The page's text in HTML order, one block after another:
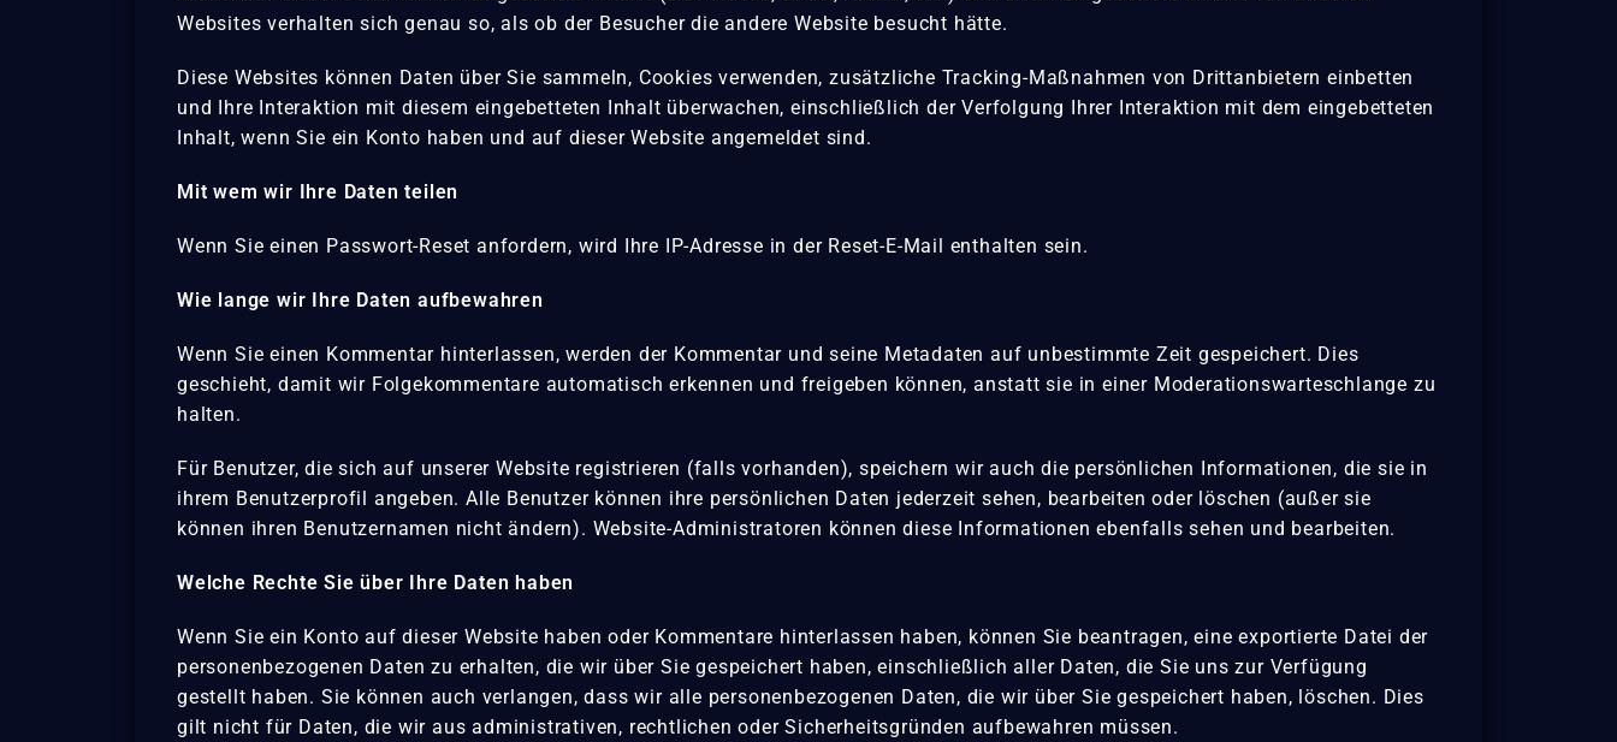
Websites verhalten sich genau so, als ob der Besucher die andere Website besucht hätte.
Diese Websites können Daten über Sie sammeln, Cookies verwenden, zusätzliche Tracking-Maßnahmen von Drittanbietern einbetten
und Ihre Interaktion mit diesem eingebetteten Inhalt überwachen, einschließlich der Verfolgung Ihrer Interaktion mit dem eingebetteten
Inhalt, wenn Sie ein Konto haben und auf dieser Website angemeldet sind.
Mit wem wir Ihre Daten teilen
Wenn Sie einen Passwort-Reset anfordern, wird Ihre IP-Adresse in der Reset-E-Mail enthalten sein.
Wie lange wir Ihre Daten aufbewahren
Wenn Sie einen Kommentar hinterlassen, werden der Kommentar und seine Metadaten auf unbestimmte Zeit gespeichert. Dies
geschieht, damit wir Folgekommentare automatisch erkennen und freigeben können, anstatt sie in einer Moderationswarteschlange zu
halten.
Für Benutzer, die sich auf unserer Website registrieren (falls vorhanden), speichern wir auch die persönlichen Informationen, die sie in
ihrem Benutzerprofil angeben. Alle Benutzer können ihre persönlichen Daten jederzeit sehen, bearbeiten oder löschen (außer sie
können ihren Benutzernamen nicht ändern). Website-Administratoren können diese Informationen ebenfalls sehen und bearbeiten.
Welche Rechte Sie über Ihre Daten haben
Wenn Sie ein Konto auf dieser Website haben oder Kommentare hinterlassen haben, können Sie beantragen, eine exportierte Datei der
personenbezogenen Daten zu erhalten, die wir über Sie gespeichert haben, einschließlich aller Daten, die Sie uns zur Verfügung
gestellt haben. Sie können auch verlangen, dass wir alle personenbezogenen Daten, die wir über Sie gespeichert haben, löschen. Dies
gilt nicht für Daten, die wir aus administrativen, rechtlichen oder Sicherheitsgründen aufbewahren müssen.